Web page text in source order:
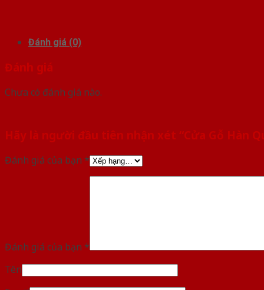
Đánh giá (0)
Đánh giá
Chưa có đánh giá nào.
Hãy là người đầu tiên nhận xét “Cửa Gỗ Hàn
Đánh giá của bạn *
Đánh giá của bạn *
Tên